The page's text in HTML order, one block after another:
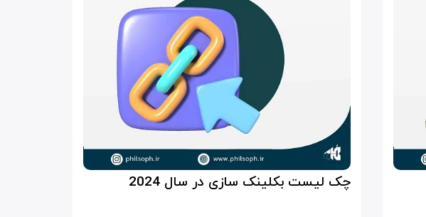
چک لیست بکلینک سازی در سال 2024